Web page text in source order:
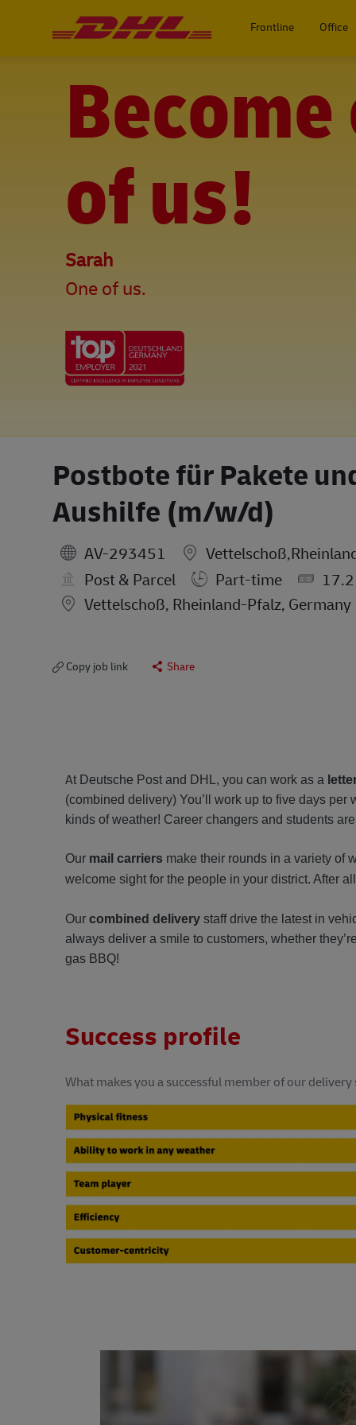
Frontline Office
Become
of us!
Sarah
One of us.
Postbote für Pakete
Aushilfe (m/w/d)
AV-293451
Post & Parcel
Part-time
17.2
Location
Vettelschoß, Rheinland-Pfalz, Germany
Copy job link Share
At Deutsche Post and DHL, you can work as a
(combined delivery) You’ll work up to five days
kinds of weather! Career changers and students
Our mail carriers make their rounds in a variety of
welcome sight for the people in your district. After
Our combined delivery staff drive the latest in
always deliver a smile to customers, whether
gas BBQ!
Success profile
What makes you a successful member of our delivery